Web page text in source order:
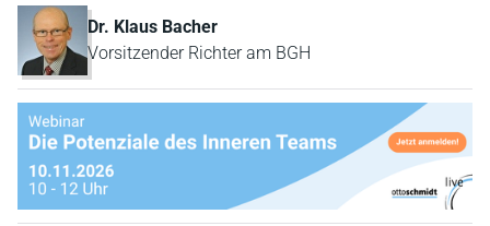
Dr. Klaus Bacher
Vorsitzender Richter am BGH